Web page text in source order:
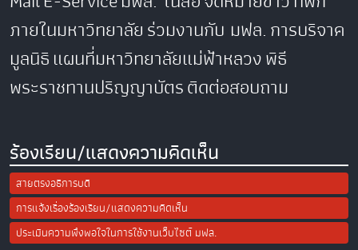
ภายในมหาวิทยาลัยร่วมงานกับ มฟล.การบริจาค
มูลนิธิแผนที่มหาวิทยาลัยแม่ฟ้าหลวงพิธี
พระราชทานปริญญาบัตรติดต่อสอบถาม
ร้องเรียน/แสดงความคิดเห็น
สายตรงอธิการบดี
การแจ้งเรื่องร้องเรียน/แสดงความคิดเห็น
ประเมินความพึงพอใจในการใช้งานเว็บไซต์ มฟล.